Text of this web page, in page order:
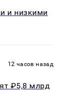
и низкими
12 часов назад
₽5,8 млрд